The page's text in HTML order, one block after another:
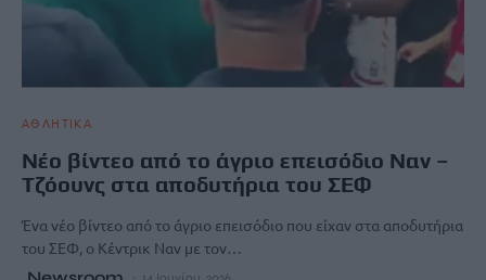
ΑΘΛΗΤΙΚΑ
Νέο βίντεο από το άγριο επεισόδιο Ναν –
Τζόουνς στα αποδυτήρια του ΣΕΦ
Ένα νέο βίντεο από το άγριο επεισόδιο που είχαν στα αποδυτήρια
του ΣΕΦ, ο Κέντρικ Ναν με τον…